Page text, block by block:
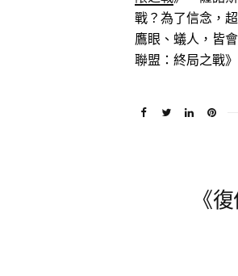
戰？為了信念，
鷹眼、蟻人，皆
聯盟：終局之戰
《